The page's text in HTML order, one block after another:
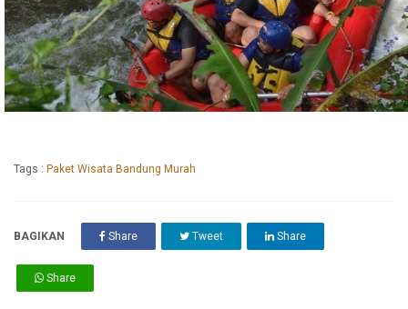
Tags : Paket Wisata Bandung Murah
BAGIKAN Share Tweet Share
Share